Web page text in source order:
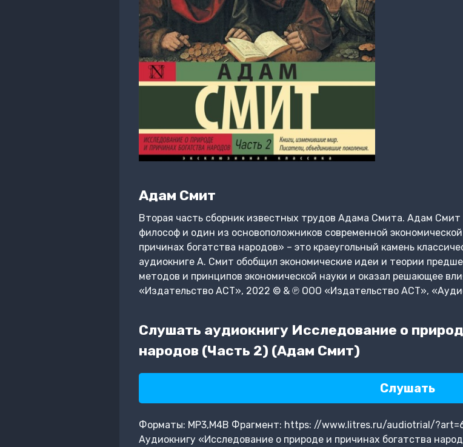
Адам Смит
Вторая часть сборник известных трудов Адама Смита. Адам Смит
философ и один из основоположников современной
причинах богатства народов» – это краеугольный камень
аудиокниге А. Смит обобщил экономические идеи и теории
методов и принципов экономической науки и оказал решающее
«Издательство АСТ», 2022 © & ℗ ООО «Издательство АСТ»,
Слушать аудиокнигу Исследование о
народов (Часть 2) (Адам Смит)
Слушать
Форматы: MP3,M4B Фрагмент: https: //www.litres.ru/audiotrial/
Аудиокнигу «Исследование о природе и причинах богатства